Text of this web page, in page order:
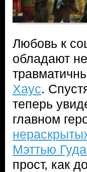
Любовь к
обладают
Хаус.
теперь
главном
Мэттью Гуда
прост, как